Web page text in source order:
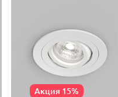
Акция 15%